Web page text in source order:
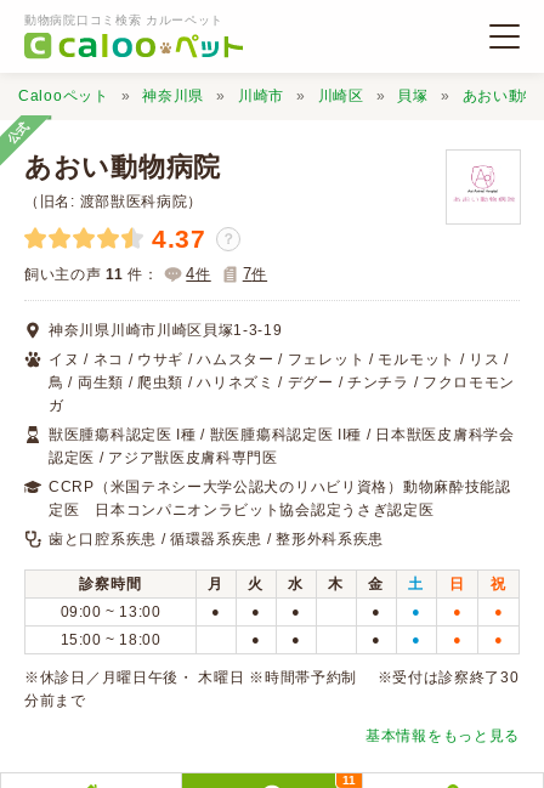
動物病院口コミ検索 カルーペット
動物病院検索
Calooペットとは？
口コミ投稿
Calooペット 神奈川県 川崎市 川崎区 貝塚 あおい動物
公式
あおい動物病院
（旧名: 渡部獣医科病院）
4.37 ？
飼い主の声 11 件： 4件 7件
神奈川県川崎市川崎区貝塚1-3-19
イヌ / ネコ / ウサギ / ハムスター / フェレット / モルモット / リス /
鳥 / 両生類 / 爬虫類 / ハリネズミ / デグー / チンチラ / フクロモモン
ガ
獣医腫瘍科認定医 I種 / 獣医腫瘍科認定医 II種 / 日本獣医皮膚科学会
認定医 / アジア獣医皮膚科専門医
CCRP（米国テネシー大学公認犬のリハビリ資格）動物麻酔技能認
定医 日本コンパニオンラビット協会認定うさぎ認定医
歯と口腔系疾患 / 循環器系疾患 / 整形外科系疾患
診察時間 月 火 水 木 金 土 日
祝
09:00 ~ 13:00
● ● ● ● ● ● ●
15:00 ~ 18:00 ● ● ● ● ● ●
※休診日／月曜日午後・ 木曜日 ※時間帯予約制 ※受付は診察終了30
分前まで
基本情報をもっと見る
11